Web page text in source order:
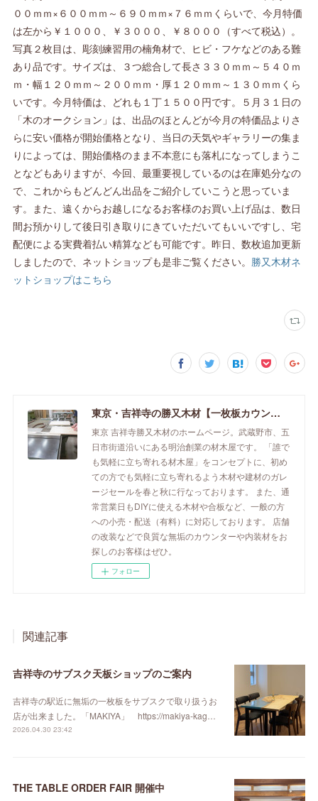
００ｍｍ×６００ｍｍ～６９０ｍｍ×７６ｍｍくらいで、今月特価
は左から￥１０００、￥３０００、￥８０００（すべて税込）。
写真２枚目は、彫刻練習用の楠角材で、ヒビ・フケなどのある難
あり品です。サイズは、３つ総合して長さ３３０ｍｍ～５４０ｍ
ｍ・幅１２０ｍｍ～２００ｍｍ・厚１２０ｍｍ～１３０ｍｍくら
いです。今月特価は、どれも１丁１５００円です。５月３１日の
「木のオークション」は、出品のほとんどが今月の特価品よりさ
らに安い価格が開始価格となり、当日の天気やギャラリーの集ま
りによっては、開始価格のまま不本意にも落札になってしまうこ
となどもありますが、今回、最重要視しているのは在庫処分なの
で、これからもどんどん出品をご紹介していこうと思っていま
す。また、遠くからお越しになるお客様のお買い上げ品は、数日
間お預かりして後日引き取りにきていただいてもいいですし、宅
配便による実費着払い精算なども可能です。昨日、数枚追加更新
しましたので、ネットショップも是非ご覧ください。 勝又木材ネ
ットショップはこちら
東京・吉祥寺の勝又木材【一枚板カウンター】
東京 吉祥寺勝又木材のホームページ。武蔵野市、五
日市街道沿いにある明治創業の材木屋です。 「誰で
も気軽に立ち寄れる材木屋」をコンセプトに、初め
ての方でも気軽に立ち寄れるよう木材や建材のガレ
ージセールを春と秋に行なっております。 また、通
常営業日もDIYに使える木材や合板など、一般の方
への小売・配送（有料）に対応しております。 店舗
の改装などで良質な無垢のカウンターや内装材をお
探しのお客様はぜひ。
フォロー
関連記事
吉祥寺のサブスク天板ショップのご案内
吉祥寺の駅近に無垢の一枚板をサブスクで取り扱うお
店が出来ました。「MAKIYA」 https://makiya-kag…
2026.04.30 23:42
THE TABLE ORDER FAIR 開催中